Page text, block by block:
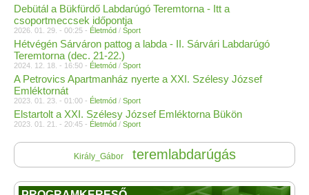
Debütál a Bükfürdő Labdarúgó Teremtorna - Itt a
csoportmeccsek időpontja
2026. 01. 29. - 00:25 - Életmód / Sport
Hétvégén Sárváron pattog a labda - II. Sárvári Labdarúgó
Teremtorna (dec. 21-22.)
2024. 12. 18. - 16:50 - Életmód / Sport
A Petrovics Apartmanház nyerte a XXI. Szélesy József
Emléktornát
2023. 01. 23. - 01:00 - Életmód / Sport
Elstartolt a XXI. Szélesy József Emléktorna Bükön
2023. 01. 21. - 20:45 - Életmód / Sport
Király_Gábor teremlabdarúgás